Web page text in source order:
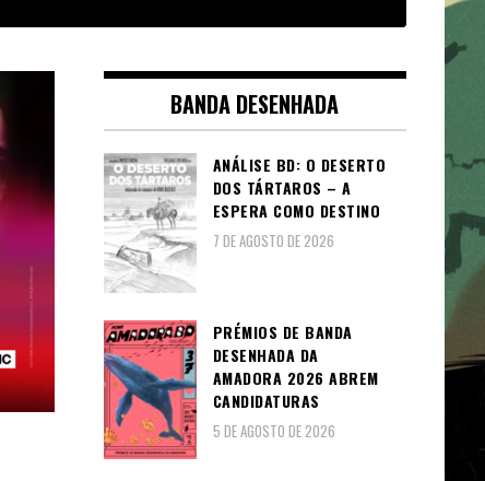
BANDA DESENHADA
ANÁLISE BD: O DESERTO
DOS TÁRTAROS – A
ESPERA COMO DESTINO
7 DE AGOSTO DE 2026
PRÉMIOS DE BANDA
DESENHADA DA
AMADORA 2026 ABREM
CANDIDATURAS
5 DE AGOSTO DE 2026